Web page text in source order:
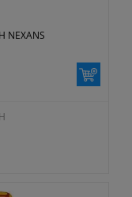
NEXANS